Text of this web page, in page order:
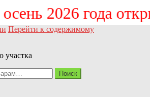
осень 2026 года
Перейти к содержимому
участка
Поиск